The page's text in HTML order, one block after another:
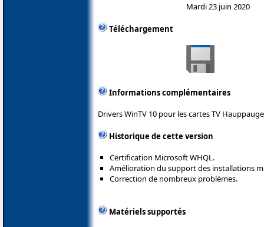
Mardi 23 juin 2020
Téléchargement
Informations complémentaires
Drivers WinTV 10 pour les cartes TV
Historique de cette version
Certification Microsoft WHQL.
Amélioration du support des installations
Correction de nombreux problèmes.
Matériels supportés